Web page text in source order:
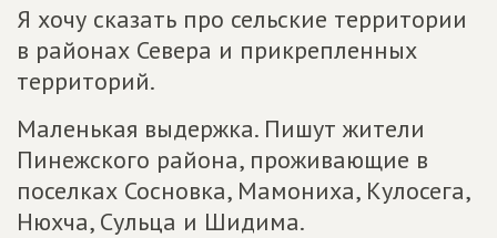
Я хочу сказать про сельские территории
в районах Севера и прикрепленных
территорий.
Маленькая выдержка. Пишут жители
Пинежского района, проживающие в
поселках Сосновка, Мамониха, Кулосега,
Нюхча, Сульца и Шидима.